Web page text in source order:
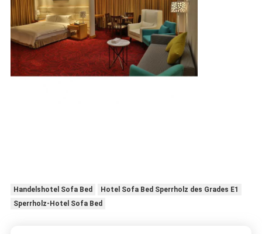
Handelshotel Sofa Bed
Hotel Sofa Bed Sperrholz des Grades E1
Sperrholz-Hotel Sofa Bed